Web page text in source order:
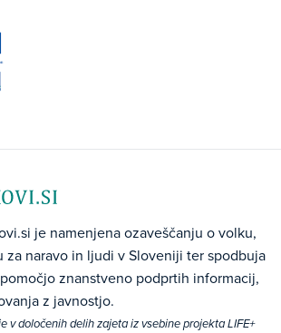
je namenjena ozaveščanju o volku,
za naravo in ljudi v Sloveniji ter spodbuja
znanstveno podprtih informacij,
z javnostjo.
v določenih delih zajeta iz vsebine projekta LIFE+